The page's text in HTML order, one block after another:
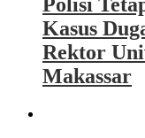
Kasus
Rektor
Makassar